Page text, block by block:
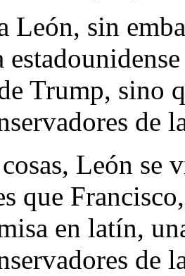
León, sin
Trump, sino
de
León se
que
en latín,
de